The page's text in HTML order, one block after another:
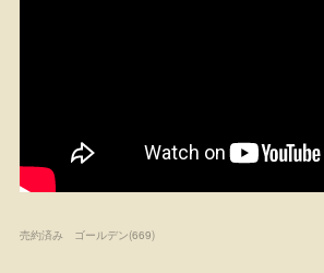
売約済み ゴールデン(669)